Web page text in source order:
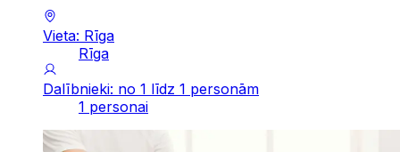
Vieta: Rīga
Rīga
Dalībnieki: no 1 līdz 1 personām
1 personai